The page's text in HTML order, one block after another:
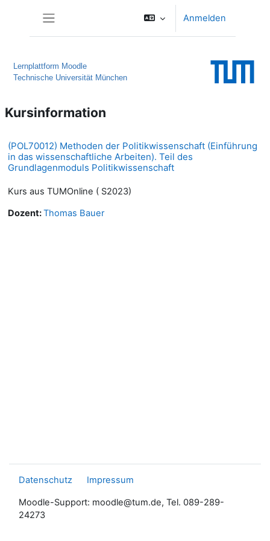
Anmelden
Lernplattform Moodle
Technische Universität München
Kursinformation
(POL70012) Methoden der Politikwissenschaft (Einführung
in das wissenschaftliche Arbeiten). Teil des
Grundlagenmoduls Politikwissenschaft
Kurs aus TUMOnline ( S2023)
Dozent:Thomas Bauer
Datenschutz Impressum
Moodle-Support: moodle@tum.de, Tel. 089-289-
24273